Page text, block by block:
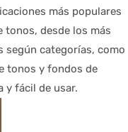
más populares
tonos, desde los más
según categorías, como
tonos y fondos de
y fácil de usar.